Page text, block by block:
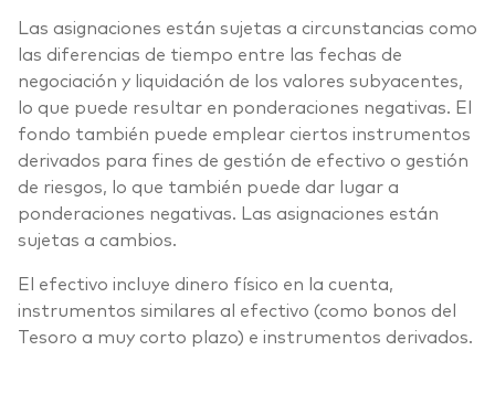
Las asignaciones están sujetas a circunstancias como
las diferencias de tiempo entre las fechas de
negociación y liquidación de los valores subyacentes,
lo que puede resultar en ponderaciones negativas. El
fondo también puede emplear ciertos instrumentos
derivados para fines de gestión de efectivo o gestión
de riesgos, lo que también puede dar lugar a
ponderaciones negativas. Las asignaciones están
sujetas a cambios.
El efectivo incluye dinero físico en la cuenta,
instrumentos similares al efectivo (como bonos del
Tesoro a muy corto plazo) e instrumentos derivados.